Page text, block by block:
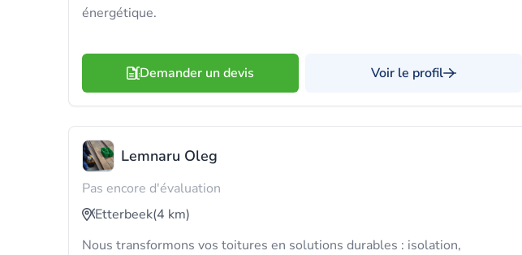
énergétique.
Demander un devis Voir le profil
Lemnaru Oleg
Pas encore d'évaluation
Etterbeek(4 km)
Nous transformons vos toitures en solutions durables : isolation,